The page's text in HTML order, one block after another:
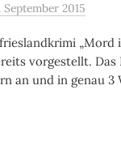
September 2015
„Mord
vorgestellt. Das
an und in genau 3